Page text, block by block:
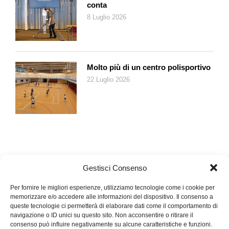
Gestisci Consenso
Per fornire le migliori esperienze, utilizziamo tecnologie come i cookie per
memorizzare e/o accedere alle informazioni del dispositivo. Il consenso a
queste tecnologie ci permetterà di elaborare dati come il comportamento di
navigazione o ID unici su questo sito. Non acconsentire o ritirare il
consenso può influire negativamente su alcune caratteristiche e funzioni.
conta
8 Luglio 2026
Molto più di un centro polisportivo
22 Luglio 2026